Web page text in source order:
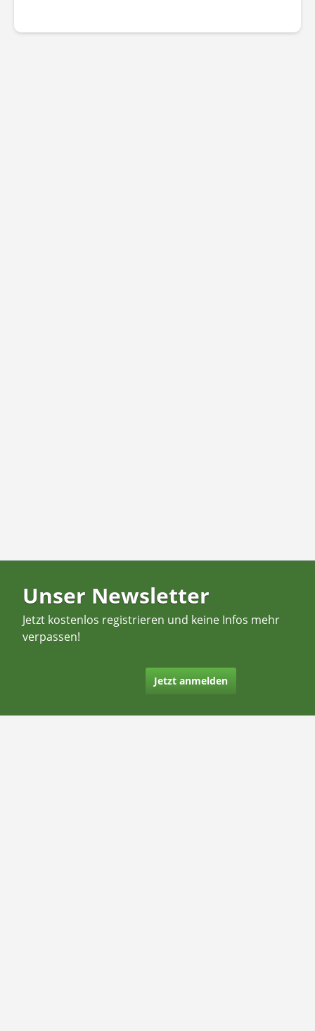
Unser Newsletter
Jetzt kostenlos registrieren und keine Infos mehr
verpassen!
Jetzt anmelden